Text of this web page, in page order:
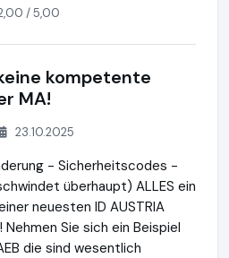
/ 5,00
kompetente
MA!
23.10.2025
- Sicherheitscodes -
überhaupt) ALLES ein
neuesten ID AUSTRIA
Sie sich ein Beispiel
die sind wesentlich